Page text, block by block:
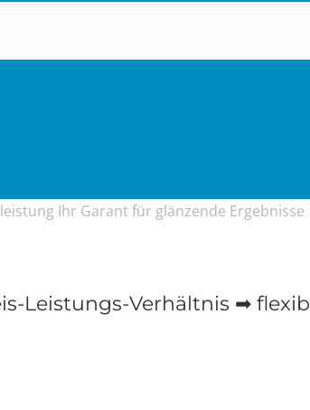
Ihr Garant für glänzende Ergebnisse
Leistungs-Verhältnis ➡